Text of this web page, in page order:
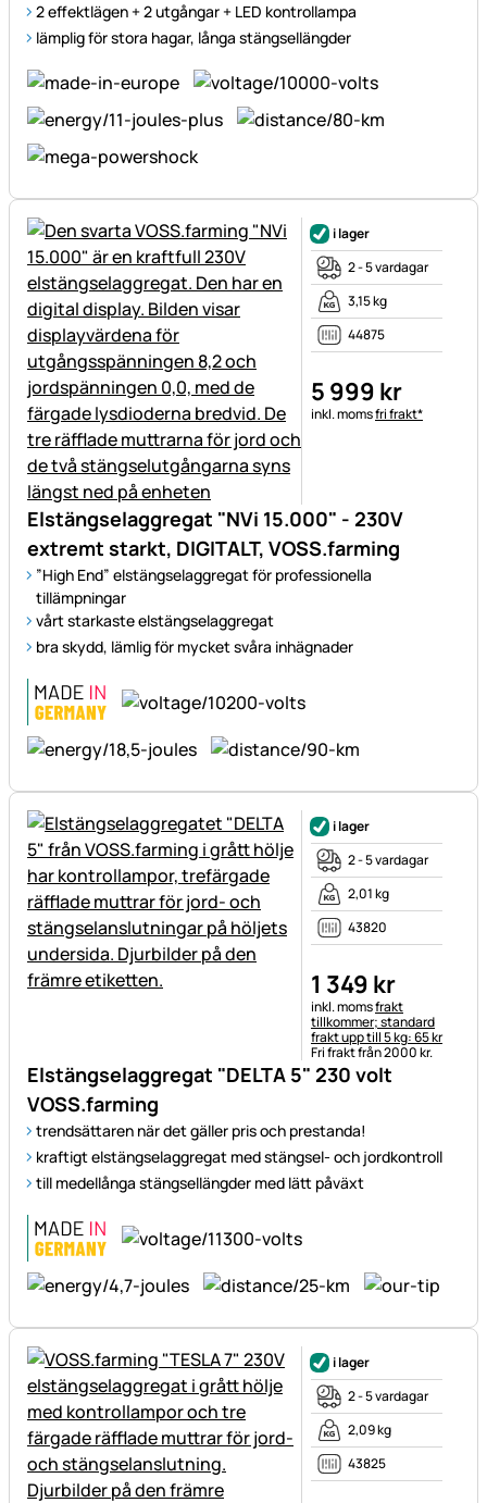
2 effektlägen + 2 utgångar + LED kontrollampa
lämplig för stora hagar, långa stängsellängder
Elstängselaggregat "NVi 15.000" - 230V
extremt starkt, DIGITALT, VOSS.farming
”High End” elstängselaggregat för professionella
tillämpningar
vårt starkaste elstängselaggregat
bra skydd, lämlig för mycket svåra inhägnader
i lager
2 - 5 vardagar
3,15 kg
44875
5 999 kr
Skatteinformation:
inkl. momsfri frakt*
Elstängselaggregat "DELTA 5" 230 volt
VOSS.farming
trendsättaren när det gäller pris och prestanda!
kraftigt elstängselaggregat med stängsel- och jordkontroll
till medellånga stängsellängder med lätt påväxt
i lager
2 - 5 vardagar
2,01 kg
43820
1 349 kr
Skatteinformation:
inkl. momsfrakt
tillkommer; standard
frakt upp till 5 kg: 65 kr
Fri frakt från 2000 kr.
i lager
2 - 5 vardagar
2,09 kg
43825